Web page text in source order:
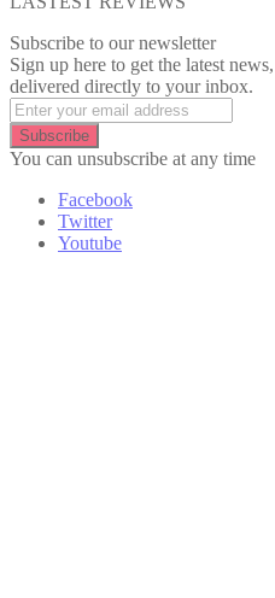
Subscribe to our newsletter
Sign up here to get the latest
delivered directly to your inbox.
Subscribe
You can unsubscribe at any time
Facebook
Twitter
Youtube